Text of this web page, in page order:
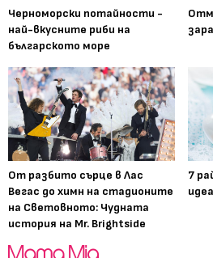
Черноморски потайности -
най-вкусните риби на
българското море
От разбито сърце в Лас
Вегас до химн на стадионите
на Световното: Чудната
история на Mr. Brightside
7